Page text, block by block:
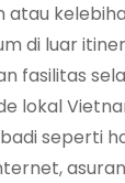
atau
di luar
fasilitas
lokal
seperti